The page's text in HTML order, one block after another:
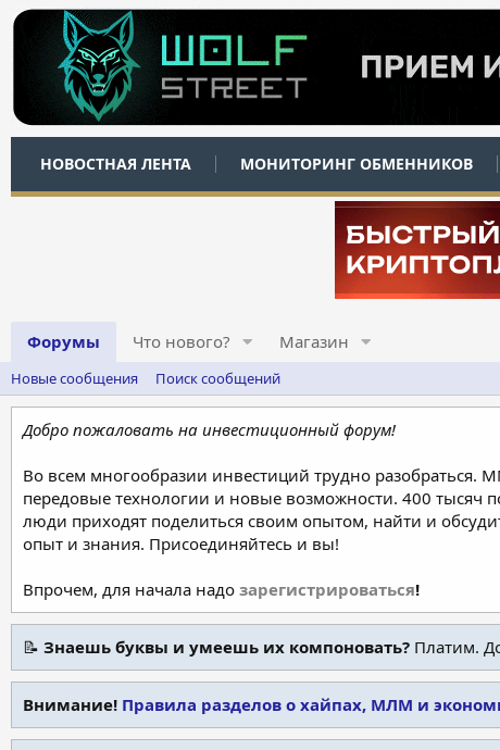
НОВОСТНАЯ ЛЕНТА МОНИТОРИНГ ОБМЕННИКОВ
Форумы Что нового? Магазин
Новые сообщения Поиск сообщений
Добро пожаловать на инвестиционный форум!
Во всем многообразии инвестиций трудно
передовые технологии и новые возможности. 400 тысяч
люди приходят поделиться своим опытом, найти и
опыт и знания. Присоединяйтесь и вы!
Впрочем, для начала надо зарегистрироваться!
📝 Знаешь буквы и умеешь их компоновать? Платим.
Внимание! Правила разделов о хайпах, МЛМ и